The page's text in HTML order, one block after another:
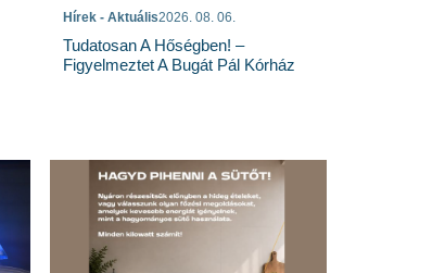
Hírek - Aktuális2026. 08. 06.
Tudatosan A Hőségben! –
Figyelmeztet A Bugát Pál Kórház